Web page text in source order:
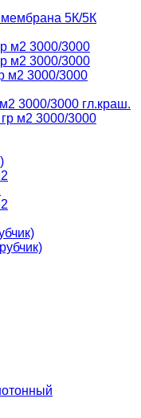
мембрана 5К/5К
м2 3000/3000
м2 3000/3000
м2 3000/3000
3000/3000 гл.краш.
м2 3000/3000